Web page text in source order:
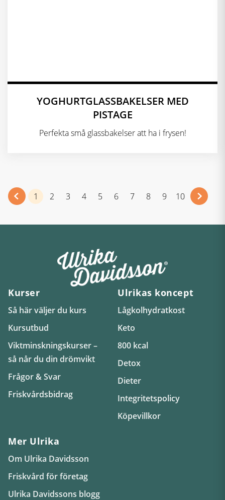
YOGHURTGLASSBAKELSER MED
PISTAGE
Perfekta små glassbakelser att ha i frysen!
1 2 3 4 5 6 7 8 9 10
Kurser
Så här väljer du kurs
Kursutbud
Viktminskningskurser –
så når du din drömvikt
Frågor & Svar
Friskvårdsbidrag
Ulrikas koncept
Lågkolhydratkost
Keto
800 kcal
Detox
Dieter
Integritetspolicy
Köpevillkor
Mer Ulrika
Om Ulrika Davidsson
Friskvård för företag
Ulrika Davidssons blogg